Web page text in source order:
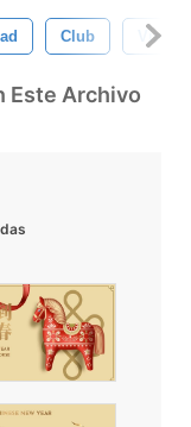
Club
Este Archivo